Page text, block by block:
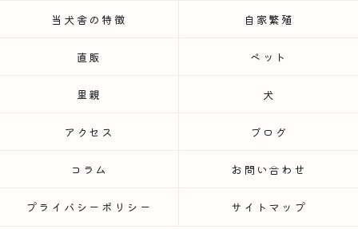
当犬舎の特徴 自家繁殖
直販 ペット
里親 犬
アクセス ブログ
コラム お問い合わせ
プライバシーポリシー サイトマップ